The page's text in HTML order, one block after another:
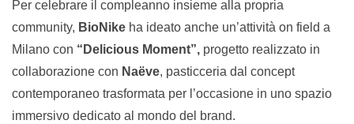
Per celebrare il compleanno insieme alla propria
community, BioNike ha ideato anche un’attività on field a
Milano con “Delicious Moment”, progetto realizzato in
collaborazione con Naëve, pasticceria dal concept
contemporaneo trasformata per l’occasione in uno spazio
immersivo dedicato al mondo del brand.